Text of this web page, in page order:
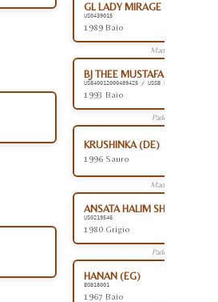
GL LADY MIRAGE (US)
US0439015
1989 Baio
Madre
BJ THEE MUSTAFA (US)
US840012000489425 / USSB 5826
1993 Baio
Padre
KRUSHINKA (DE)
1996 Sauro
Madre
ANSATA HALIM SHAH (US)
US0219546
1980 Grigio
Padre
HANAN (EG)
EG818001
1967 Baio